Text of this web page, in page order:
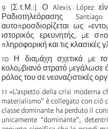
9 [Σ.τ.Μ.:] Ο Alexis López
Ραδιοτηλεόρασης
αυτοπροσδιορίζεται ως
ιστορικός ερευνητής, με
πληροφορική και τις κλασικές
10 Η διαμάχη σχετικά με
κολομβιανό στρατό μεγάλωσε
ρόλος του σε νεοναζιστικές
11«L’aspetto della crisi moderna
materialismo” è collegato con ciò
classe dominante ha perduto il
unicamente “dominante”,